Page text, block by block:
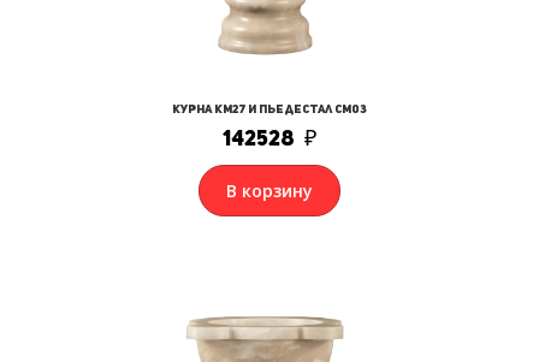
Курна КМ27 и Пьедестал СМ03
142528 ₽
В корзину